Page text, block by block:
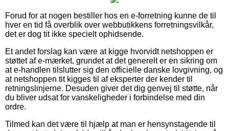
Forud for at nogen bestiller hos en e-forretning kunne de til
hver en tid få overblik over webbutikkens forretningsvilkår,
det er dog tit ikke specielt ophidsende.
Et andet forslag kan være at kigge hvorvidt netshoppen er
støttet af e-mærket, grundet at det generelt er en sikring om
at e-handlen tilslutter sig den officielle danske lovgivning, og
at netshoppen tit kigges til af eksperter der kender til
retningslinjerne. Desuden giver det dig genvej til støtte, når
du bliver udsat for vanskeligheder i forbindelse med din
ordre.
Tilmed kan det være til hjælp at man er hensynstagende til